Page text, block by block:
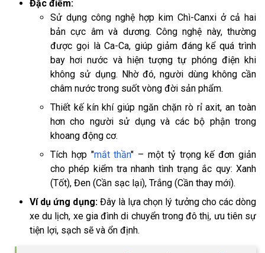
Đặc điểm:
Sử dụng công nghệ hợp kim Chì-Canxi ở cả hai
bản cực âm và dương. Công nghệ này, thường
được gọi là Ca-Ca, giúp giảm đáng kể quá trình
bay hơi nước và hiện tượng tự phóng điện khi
không sử dụng. Nhờ đó, người dùng không cần
châm nước trong suốt vòng đời sản phẩm.
Thiết kế kín khí giúp ngăn chặn rò rỉ axit, an toàn
hơn cho người sử dụng và các bộ phận trong
khoang động cơ.
Tích hợp "mắt thần" – một tỷ trọng kế đơn giản
cho phép kiểm tra nhanh tình trạng ắc quy: Xanh
(Tốt), Đen (Cần sạc lại), Trắng (Cần thay mới).
Ví dụ ứng dụng: Đây là lựa chọn lý tưởng cho các dòng
xe du lịch, xe gia đình di chuyển trong đô thị, ưu tiên sự
tiện lợi, sạch sẽ và ổn định.